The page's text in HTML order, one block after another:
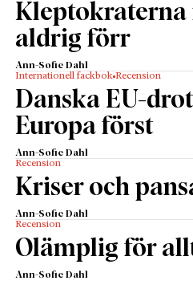
Kleptokraterna
aldrig förr
Ann-Sofie Dahl
Internationell fackbok Recension
Danska EU-
Europa först
Ann-Sofie Dahl
Recension
Kriser och
Ann-Sofie Dahl
Recension
Olämplig för
Ann-Sofie Dahl